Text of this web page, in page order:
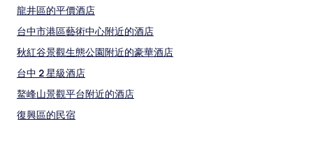
龍井區的平價酒店
台中市港區藝術中心附近的酒店
秋紅谷景觀生態公園附近的豪華酒店
台中 2 星級酒店
鰲峰山景觀平台附近的酒店
復興區的民宿